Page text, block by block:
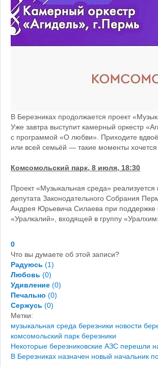
В Березниках продолжается проект
Уже завтра выступит камерный оркестр
с программой «О любви». Приходите
или всей семьёй — такие моменты хочется
Комсомольский парк, 8 июля, 18:30
Проект «Музыкальная среда» реализуется
депутата Законодательного Собрания
Андрея Юрьевича Силаева при поддержке
«Уралкалий», входящей в группу
0
Что вы думаете об этой записи?
Радуюсь (1)
Любовь (0)
Удивление (0)
Печально (0)
Сержусь (0)
Метки:
музыкальная среда березники новости
комсомольский парк березники
Некоторые березниковские АЗС перешли
В Березниках назначен новый начальник